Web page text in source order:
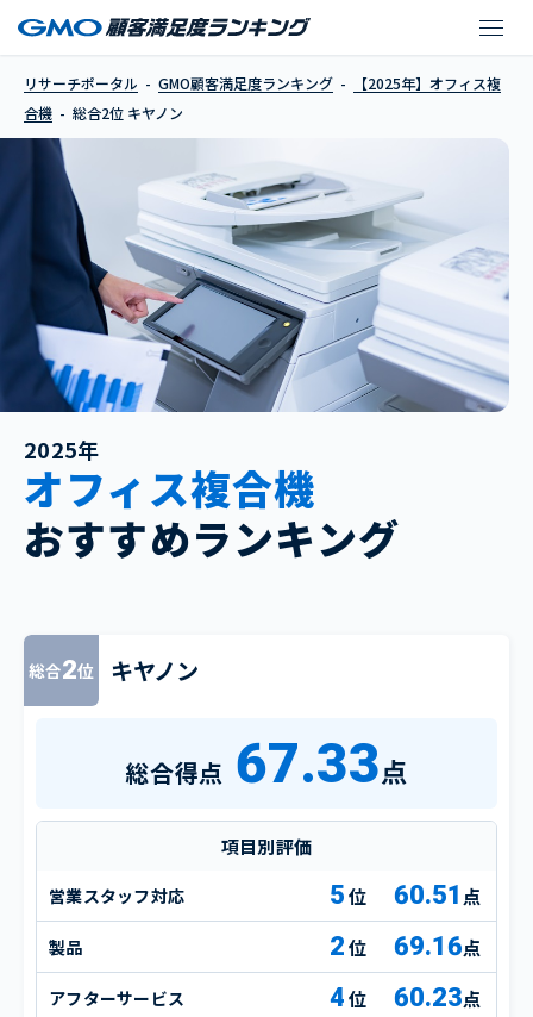
リサーチポータル GMO顧客満足度ランキング
【2025年】オフィス複
合機
総合2位 キヤノン
2025年
オフィス複合機
おすすめランキング
総合2位 キヤノン
総合得点 67.33点
項目別評価
営業スタッフ対応 5 60.51 点
製品 2 69.16点
アフターサービス 4 60.23点